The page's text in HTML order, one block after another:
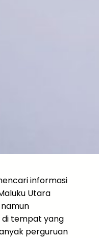
informasi
Utara
di tempat yang
perguruan